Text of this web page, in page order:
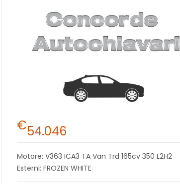
€54.046
Motore: V363 ICA3 TA Van Trd 165cv 350 L2H2
Esterni: FROZEN WHITE